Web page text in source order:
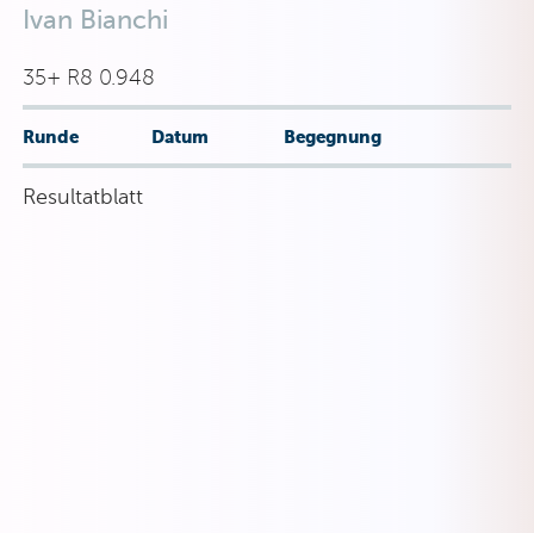
Ivan Bianchi
35+ R8 0.948
Runde Datum Begegnung
Resultatblatt